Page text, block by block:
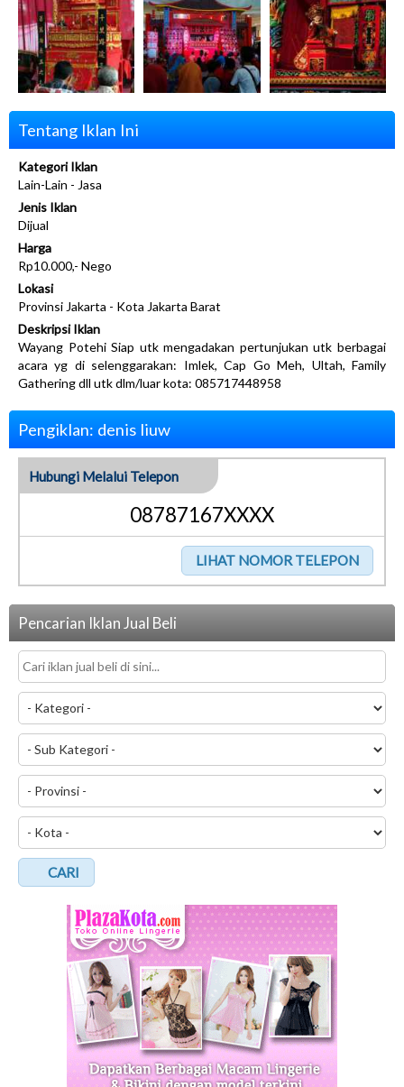
Tentang Iklan Ini
Kategori Iklan
Lain-Lain - Jasa
Jenis Iklan
Dijual
Harga
Rp10.000,- Nego
Lokasi
Provinsi Jakarta - Kota Jakarta Barat
Deskripsi Iklan
Wayang Potehi Siap utk mengadakan pertunjukan utk berbagai
acara yg di selenggarakan: Imlek, Cap Go Meh, Ultah, Family
Gathering dll utk dlm/luar kota: 085717448958
Pengiklan: denis liuw
Hubungi Melalui Telepon
08787167XXXX
Pencarian Iklan Jual Beli
CARI